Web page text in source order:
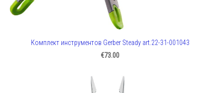
Комплект инструментов Gerber Steady art.22-31-001043
€73.00